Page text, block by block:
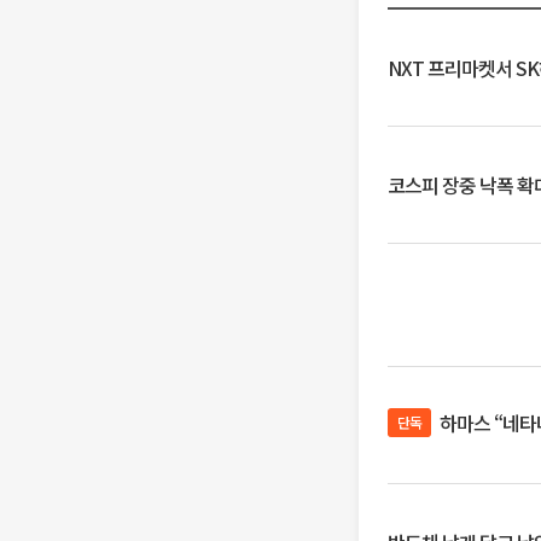
NXT 프리마켓서
코스피 장중 낙폭
단독 하마스 “네